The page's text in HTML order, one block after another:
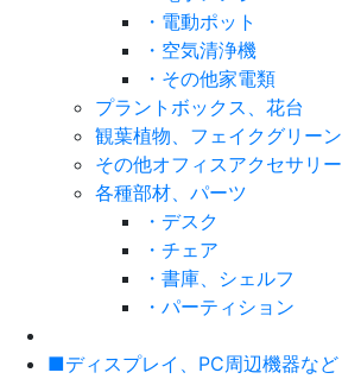
・電動ポット
・空気清浄機
・その他家電類
プラントボックス、花台
観葉植物、フェイクグリーン
その他オフィスアクセサリー
各種部材、パーツ
・デスク
・チェア
・書庫、シェルフ
・パーティション
■ディスプレイ、PC周辺機器など